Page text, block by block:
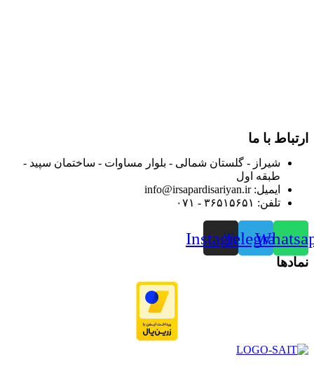
ارتباط با ما
شیراز - گلستان شمالی - بلوار مساوات - ساختمان سپید -
طبقه اول
ایمیل: info@irsapardisariyan.ir
تلفن: ۳۶۵۱۵۶۵۱ - ۰۷۱
Telegram
Instagram
نمادها